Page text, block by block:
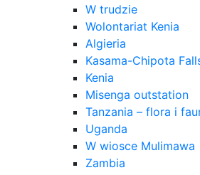
W trudzie
Wolontariat Kenia
Algieria
Kasama-Chipota
Kenia
Misenga outstation
Tanzania – flora i
Uganda
W wiosce Mulimawa
Zambia